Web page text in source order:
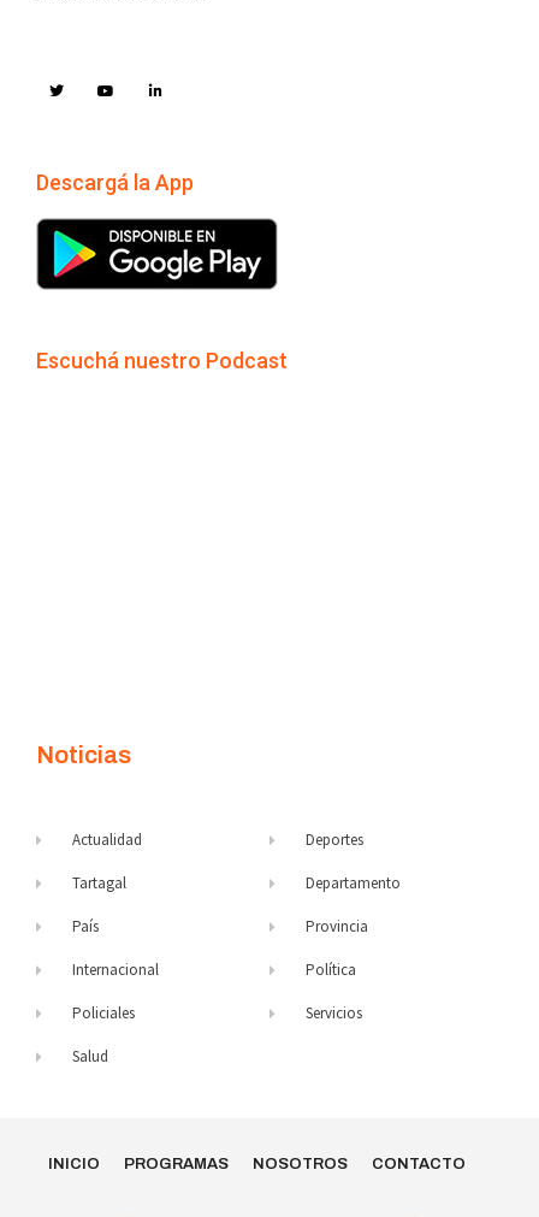
Descargá la App
Escuchá nuestro Podcast
Noticias
Actualidad
Tartagal
País
Internacional
Policiales
Salud
Deportes
Departamento
Provincia
Política
Servicios
INICIO PROGRAMAS NOSOTROS CONTACTO